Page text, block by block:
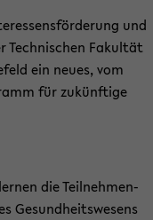
und
Tech­ni­schen Fa­kul­tät
ein neues, vom
für zu­künf­ti­ge
die Teil­neh­men­
Ge­sund­heits­we­sens